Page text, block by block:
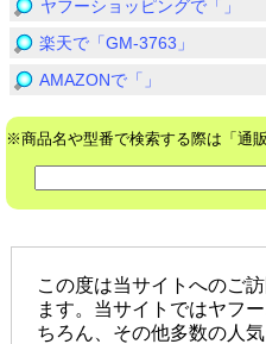
ヤフーショッピングで「」
楽天で「GM-3763」
AMAZONで「」
※商品名や型番で検索する際は「通
この度は当サイトへのご
ます。当サイトではヤフ
ちろん、その他多数の人